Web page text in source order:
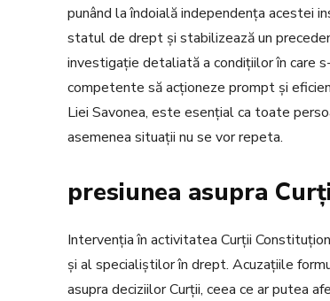
punând la îndoială independența acestei
statul de drept și stabilizează un
investigație detaliată a condițiilor în care
competente să acționeze prompt și
Liei Savonea, este esențial ca toate
asemenea situații nu se vor repeta.
presiunea asupra
Intervenția în activitatea Curții
și al specialiștilor în drept. Acuzațiile
asupra deciziilor Curții, ceea ce ar putea